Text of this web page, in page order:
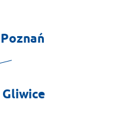
Poznań
Gliwice